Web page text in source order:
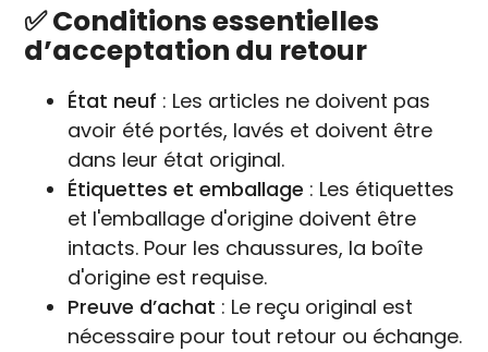
✅ Conditions essentielles
d’acceptation du retour
État neuf : Les articles ne doivent pas
avoir été portés, lavés et doivent être
dans leur état original.
Étiquettes et emballage : Les étiquettes
et l'emballage d'origine doivent être
intacts. Pour les chaussures, la boîte
d'origine est requise.
Preuve d’achat : Le reçu original est
nécessaire pour tout retour ou échange.